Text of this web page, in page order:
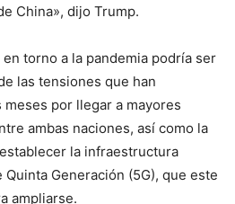
China», dijo Trump.
torno a la pandemia podría ser
las tensiones que han
por llegar a mayores
ambas naciones, así como la
la infraestructura
Quinta Generación (5G), que este
ampliarse.